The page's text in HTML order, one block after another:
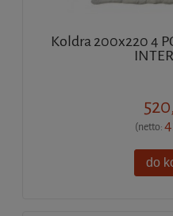
Koldra 200x220 4
(netto:
do